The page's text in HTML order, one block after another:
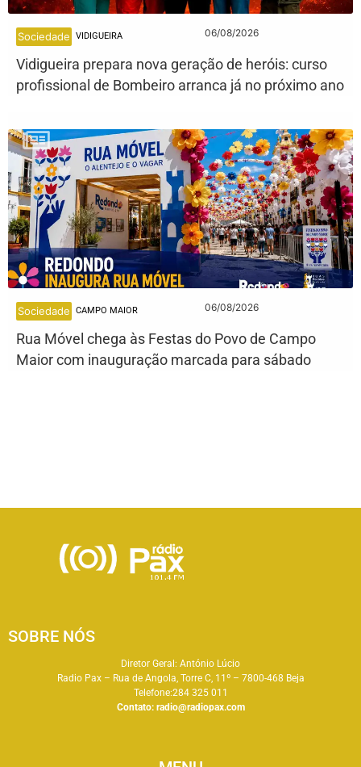
Sociedade VIDIGUEIRA 06/08/2026
Vidigueira prepara nova geração de heróis: curso
profissional de Bombeiro arranca já no próximo ano
Sociedade CAMPO MAIOR 06/08/2026
Rua Móvel chega às Festas do Povo de Campo
Maior com inauguração marcada para sábado
SOBRE NÓS
Diretor Geral: António Lúcio
Radio Pax – Rua de Angola, Torre C, 11º – 7800-468 Beja
Telefone:284 325 011
Contato: radio@radiopax.com